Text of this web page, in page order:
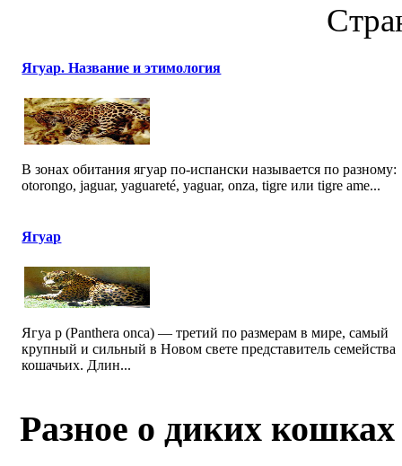
Ягуар. Название и этимология
В зонах обитания ягуар по-испански называется по разному:
otorongo, jaguar, yaguareté, yaguar, onza, tigre или tigre ame...
Ягуар
Ягуа р (Panthera onca) — третий по размерам в мире, самый
крупный и сильный в Новом свете представитель семейства
кошачьих. Длин...
Разное о диких кошках